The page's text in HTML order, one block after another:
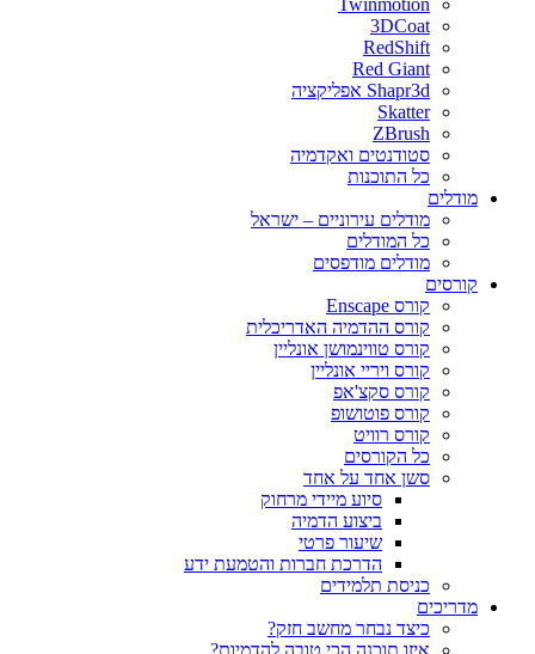
Twinmotion
3DCoat
RedShift
Red Giant
Shapr3d אפליקציה
Skatter
ZBrush
סטודנטים ואקדמיה
כל התוכנות
מודלים
מודלים עירוניים – ישראל
כל המודלים
מודלים מודפסים
קורסים
קורס Enscape
קורס ההדמיה האדריכלית
קורס טווינמושן אונליין
קורס ויריי אונליין
קורס סקצ'אפ
קורס פוטושופ
קורס רוויט
כל הקורסים
סשן אחד על אחד
סיוע מיידי מרחוק
ביצוע הדמיה
שיעור פרטי
הדרכת חברות והטמעת ידע
כניסת תלמידים
מדריכים
כיצד נבחר מחשב חזק?
איזו תוכנה הכי טובה להדמיות?‎‎